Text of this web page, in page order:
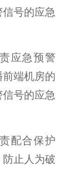
信号的应急
应急预警
端机房的
信号的应急
配合保护
防止人为破